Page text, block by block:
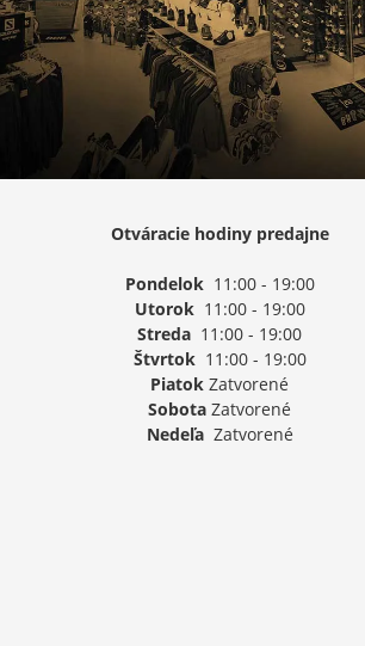
Otváracie hodiny predajne
Pondelok11:00 - 19:00
Utorok11:00 - 19:00
Streda 11:00 - 19:00
Štvrtok11:00 - 19:00
Piatok Zatvorené
Sobota Zatvorené
NedeľaZatvorené